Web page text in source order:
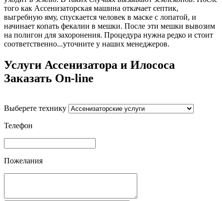
того как Ассенизаторская машина откачает септик,
выгребную яму, спускается человек в маске с лопатой, и
начинает копать фекалии в мешки. После эти мешки вывозим
на полигон для захоронения. Процедура нужна редко и стоит
соответственно...уточните у наших менеджеров.
Услуги Ассенизатора и Илососа
Заказать On-line
Выберете технику
Телефон
Пожелания